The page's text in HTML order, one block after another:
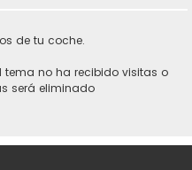
de tu coche.
tema no ha recibido visitas o
será eliminado